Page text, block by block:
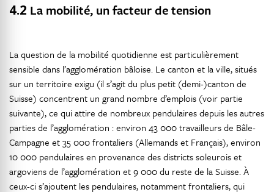
4.2 La mobilité, un facteur de tension
La question de la mobilité quotidienne est particulièrement
sensible dans l’agglomération bâloise. Le canton et la ville, situés
sur un territoire exigu (il s’agit du plus petit (demi-)canton de
Suisse) concentrent un grand nombre d’emplois (voir partie
suivante), ce qui attire de nombreux pendulaires depuis les autres
parties de l’agglomération : environ 43 000 travailleurs de Bâle-
Campagne et 35 000 frontaliers (Allemands et Français), environ
10 000 pendulaires en provenance des districts soleurois et
argoviens de l’agglomération et 9 000 du reste de la Suisse. À
ceux-ci s’ajoutent les pendulaires, notamment frontaliers, qui